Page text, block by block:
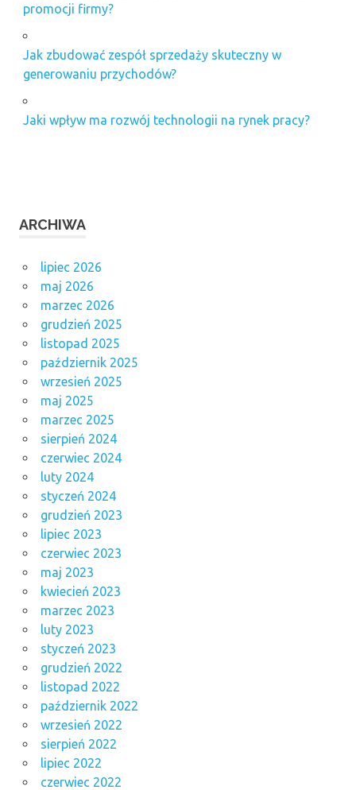
promocji firmy?
Jak zbudować zespół sprzedaży skuteczny w
generowaniu przychodów?
Jaki wpływ ma rozwój technologii na rynek pracy?
ARCHIWA
lipiec 2026
maj 2026
marzec 2026
grudzień 2025
listopad 2025
październik 2025
wrzesień 2025
maj 2025
marzec 2025
sierpień 2024
czerwiec 2024
luty 2024
styczeń 2024
grudzień 2023
lipiec 2023
czerwiec 2023
maj 2023
kwiecień 2023
marzec 2023
luty 2023
styczeń 2023
grudzień 2022
listopad 2022
październik 2022
wrzesień 2022
sierpień 2022
lipiec 2022
czerwiec 2022